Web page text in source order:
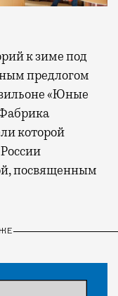
предлогом
«Юные
которой
посвященным